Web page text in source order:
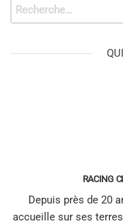
RACING
Depuis près de 20
accueille sur ses